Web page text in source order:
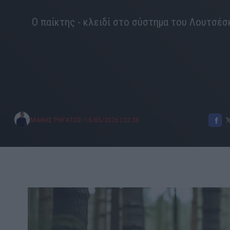
Ο παίκτης - κλειδί στο σύστημα του
ΜΑΚΗΣ ΡΗΓΑΤΟΣ 15/05/2026 | 22:36